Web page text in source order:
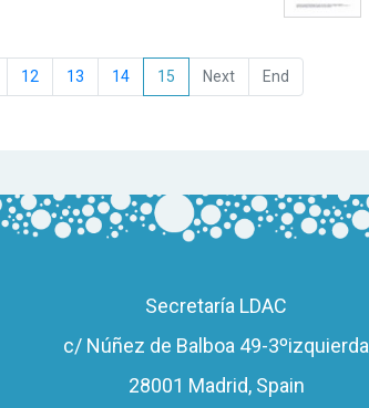
12 13 14 15
Secretaría LDAC
c/ Núñez de Balboa 49-3ºizquierda
28001 Madrid, Spain